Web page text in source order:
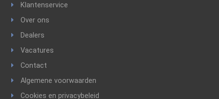
Klantenservice
Over ons
Dealers
Vacatures
Contact
Algemene voorwaarden
Cookies en privacybeleid